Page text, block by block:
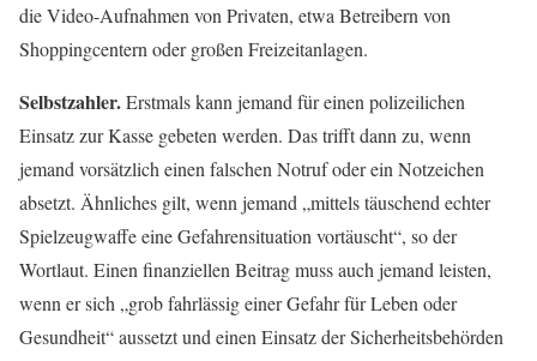
die Video-Aufnahmen von Privaten, etwa Betreibern von
Shoppingcentern oder großen Freizeitanlagen.
Selbstzahler.Erstmals kann jemand für einen polizeilichen
Einsatz zur Kasse gebeten werden. Das trifft dann zu, wenn
jemand vorsätzlich einen falschen Notruf oder ein Notzeichen
absetzt. Ähnliches gilt, wenn jemand „mittels täuschend echter
Spielzeugwaffe eine Gefahrensituation vortäuscht“, so der
Wortlaut. Einen finanziellen Beitrag muss auch jemand leisten,
wenn er sich „grob fahrlässig einer Gefahr für Leben oder
Gesundheit“ aussetzt und einen Einsatz der Sicherheitsbehörden